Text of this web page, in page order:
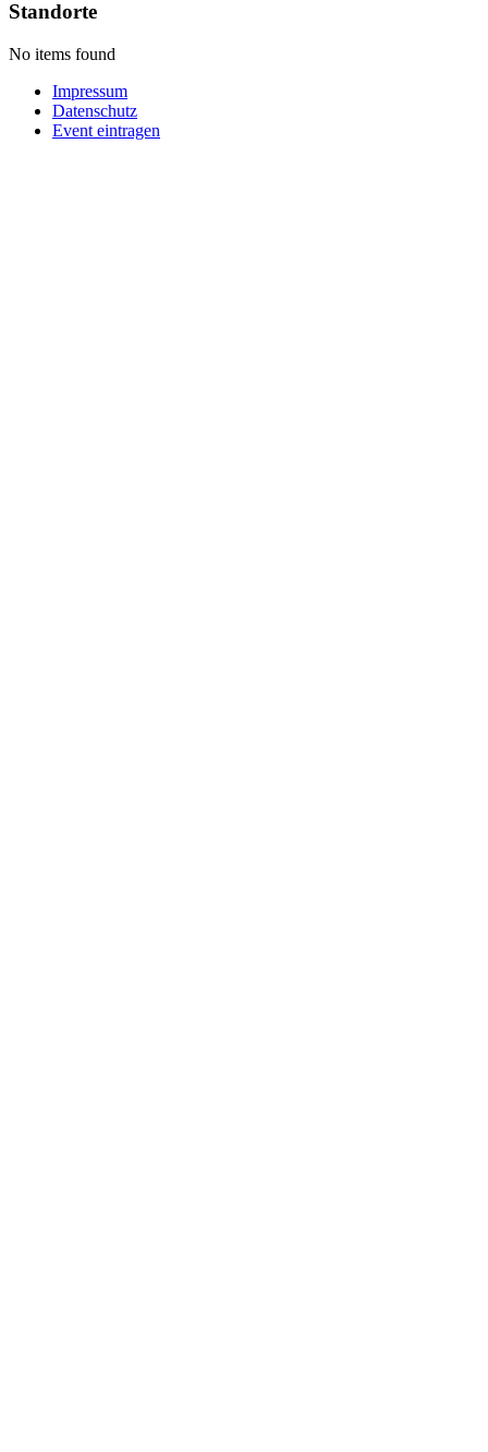
Standorte
No items found
Impressum
Datenschutz
Event eintragen